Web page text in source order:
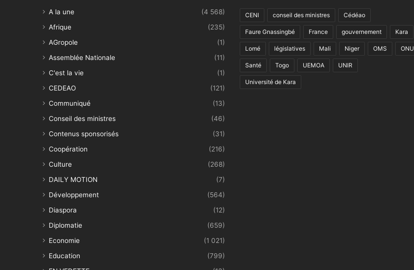
A la une
(4 568)
Afrique
(235)
AGropole
(1)
Assemblée Nationale
(11)
C'est la vie
(1)
CEDEAO
(121)
Communiqué
(13)
Conseil des ministres
(46)
Contenus sponsorisés
(31)
Coopération
(216)
Culture
(268)
DAILY MOTION
(7)
Développement
(564)
Diaspora
(12)
Diplomatie
(659)
Economie
(1 021)
Education
(799)
CENI conseil des ministres Cédéao
Faure Gnassingbé France gouvernement Kara
Lomé législatives Mali Niger OMS ONU
Santé Togo UEMOA UNIR
Université de Kara